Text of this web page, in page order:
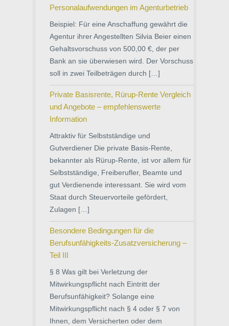
Personalaufwendungen im Agenturbetrieb
Beispiel: Für eine Anschaffung gewährt die
Agentur ihrer Angestellten Silvia Beier einen
Gehaltsvorschuss von 500,00 €, der per
Bank an sie überwiesen wird. Der Vorschuss
soll in zwei Teilbeträgen durch […]
Private Basisrente, Rürup-Rente Vergleich
und Angebote – empfehlenswerte
Information
Attraktiv für Selbstständige und
Gutverdiener Die private Basis-Rente,
bekannter als Rürup-Rente, ist vor allem für
Selbstständige, Freiberufler, Beamte und
gut Verdienende interessant. Sie wird vom
Staat durch Steuervorteile gefördert,
Zulagen […]
Besondere Bedingungen für die
Berufsunfähigkeits-Zusatzversicherung –
Teil III
§ 8 Was gilt bei Verletzung der
Mitwirkungspflicht nach Eintritt der
Berufsunfähigkeit? Solange eine
Mitwirkungspflicht nach § 4 oder § 7 von
Ihnen, dem Versicherten oder dem